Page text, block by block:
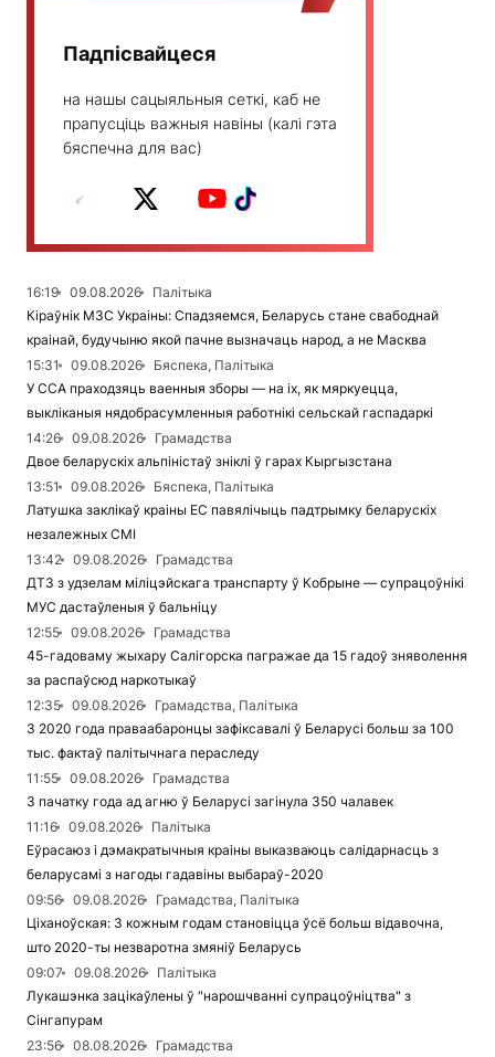
Падпісвайцеся
на нашы сацыяльныя сеткі, каб не
прапусціць важныя навіны (калі гэта
бяспечна для вас)
16:19 09.08.2026
Палітыка
Кіраўнік МЗС Украіны: Спадзяемся, Беларусь стане свабоднай
краінай, будучыню якой пачне вызначаць народ, а не Масква
15:31
09.08.2026
Бяспека, Палітыка
У ССА праходзяць ваенныя зборы — на іх, як мяркуецца,
выкліканыя нядобрасумленныя работнікі сельскай гаспадаркі
14:26
09.08.2026
Грамадства
Двое беларускіх альпіністаў зніклі ў гарах Кыргызстана
13:51
09.08.2026
Бяспека, Палітыка
Латушка заклікаў краіны ЕС павялічыць падтрымку беларускіх
незалежных СМІ
13:42
09.08.2026
Грамадства
ДТЗ з удзелам міліцэйскага транспарту ў Кобрыне — супрацоўнікі
МУС дастаўленыя ў бальніцу
12:55
09.08.2026
Грамадства
45-гадоваму жыхару Салігорска пагражае да 15 гадоў зняволення
за распаўсюд наркотыкаў
12:35
09.08.2026
Грамадства, Палітыка
З 2020 года праваабаронцы зафіксавалі ў Беларусі больш за 100
тыс. фактаў палітычнага пераследу
11:55
09.08.2026
Грамадства
З пачатку года ад агню ў Беларусі загінула 350 чалавек
11:16
09.08.2026
Палітыка
Еўрасаюз і дэмакратычныя краіны выказваюць салідарнасць з
беларусамі з нагоды гадавіны выбараў-2020
09:56
09.08.2026
Грамадства, Палітыка
Ціханоўская: З кожным годам становіцца ўсё больш відавочна,
што 2020-ты незваротна змяніў Беларусь
09:07
09.08.2026
Палітыка
Лукашэнка зацікаўлены ў "нарошчванні супрацоўніцтва" з
Сінгапурам
23:56
08.08.2026
Грамадства